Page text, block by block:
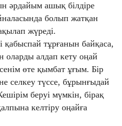
әрдайым ашық білдіре
болып жатқан
жүреді.
қабыспай тұрғанын байқаса,
оларды алдап кету оңай
өте қымбат ұғым. Бір
селкеу түссе, бұрынғыдай
беруі мүмкін, бірақ
келтіру оңайға